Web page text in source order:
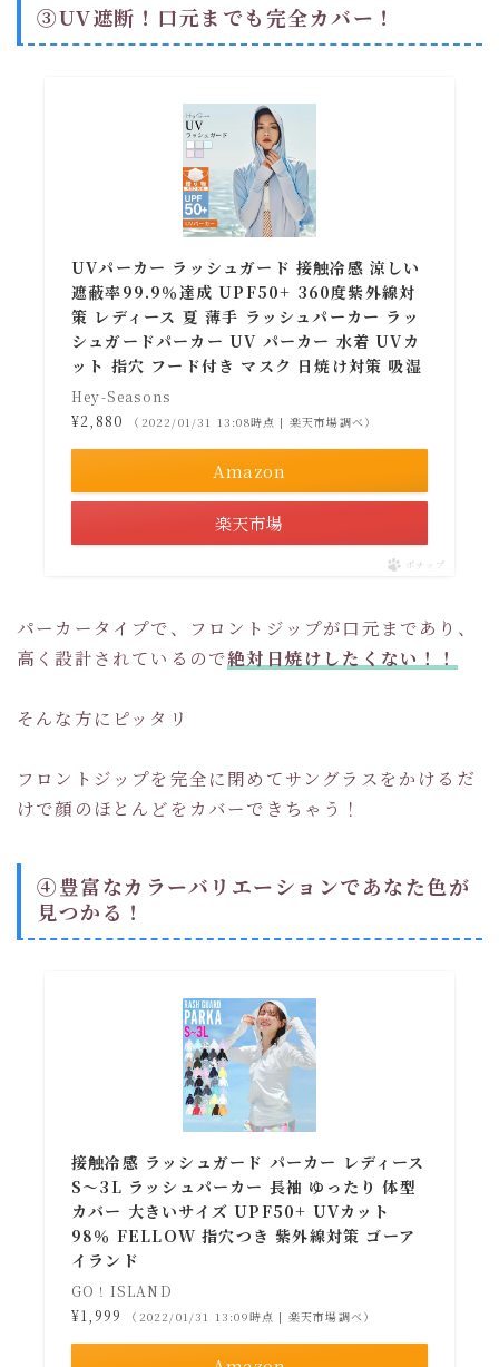
➂UV遮断！口元までも完全カバー！
UVパーカー ラッシュガード 接触冷感 涼しい
遮蔽率99.9％達成 UPF50+ 360度紫外線対
策 レディース 夏 薄手 ラッシュパーカー ラッ
シュガードパーカー UV パーカー 水着 UVカ
ット 指穴 フード付き マスク 日焼け対策 吸湿
Hey-Seasons
¥2,880
（2022/01/31 13:08時点 | 楽天市場調べ）
Amazon
楽天市場
ポチップ
パーカータイプで、フロントジップが口元まであり、
高く設計されているので絶対日焼けしたくない！！
そんな方にピッタリ
フロントジップを完全に閉めてサングラスをかけるだ
けで顔のほとんどをカバーできちゃう！
➃豊富なカラーバリエーションであなた色が
見つかる！
接触冷感 ラッシュガード パーカー レディース
S〜3L ラッシュパーカー 長袖 ゆったり 体型
カバー 大きいサイズ UPF50+ UVカット
98％ FELLOW 指穴つき 紫外線対策 ゴーア
イランド
GO！ISLAND
¥1,999
（2022/01/31 13:09時点 | 楽天市場調べ）